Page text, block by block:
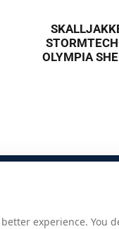
OLYMPIA
experience. You